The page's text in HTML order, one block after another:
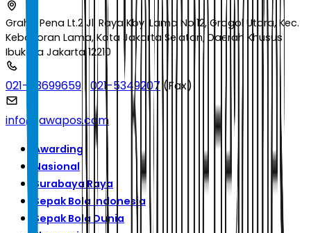
Graha Pena Lt.2 Jl. Raya Kby. Lama No.12, Grogol Utara, Kec.
Kebayoran Lama, Kota Jakarta Selatan, Daerah Khusus
Ibukota Jakarta 12210
021-53699659 | 021-5349207(Fax)
info@jawapos.com
Awarding
Nasional
Surabaya Raya
Sepak Bola Indonesia
Sepak Bola Dunia